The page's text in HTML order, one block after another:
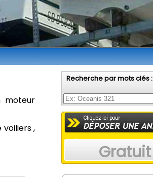
Recherche par mots clés :
Gratuit
moteur
,